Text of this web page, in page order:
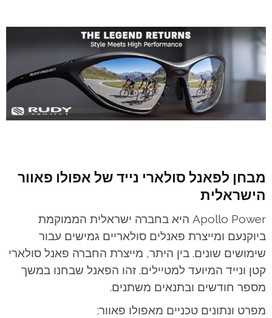
מבחן לפאנל סולארי נייד של אפולו פאוור
הישראלית
Apollo Power היא בחברה ישראלית הממוקמת
ביוקנעם ומייצרת פאנלים סולאריים גמישים עבור
שימושים שונים. בין היתר, מייצרת החברה פאנל סולארי
קטן ונייד המיועד למטיילים. זהו הפאנל שבחנו במשך
מספר חודשים ובתנאים משתנים.
מפרט ונתונים טכניים מאפולו פאוור: